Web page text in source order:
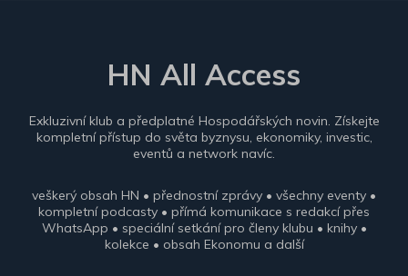
HN All Access
Exkluzivní klub a předplatné Hospodářských novin. Získejte
kompletní přístup do světa byznysu, ekonomiky, investic,
eventů a network navíc.
veškerý obsah HN • přednostní zprávy • všechny eventy •
kompletní podcasty • přímá komunikace s redakcí přes
WhatsApp • speciální setkání pro členy klubu • knihy •
kolekce • obsah Ekonomu a další